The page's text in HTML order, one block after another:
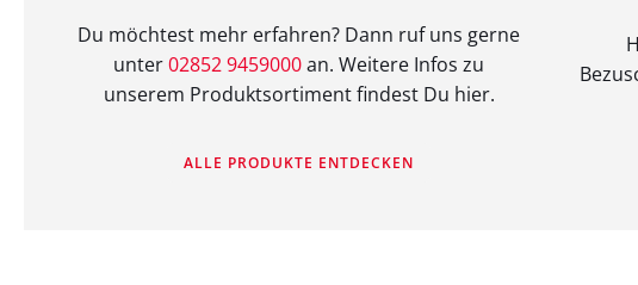
Du möchtest mehr erfahren? Dann ruf uns gerne
unter02852 9459000an. Weitere Infos zu
unserem Produktsortiment findest Du hier.
ALLE PRODUKTE ENTDECKEN